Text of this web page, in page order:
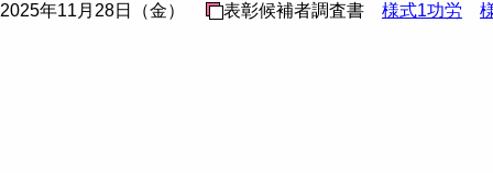
2025年11月28日（金） 表彰候補者調査書 様式1功労